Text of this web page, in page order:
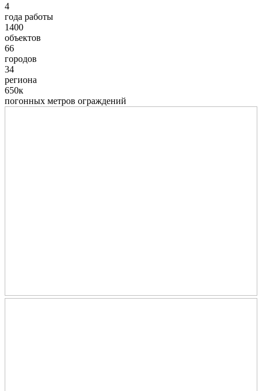
4
года работы
1400
объектов
66
городов
34
региона
650к
погонных метров ограждений